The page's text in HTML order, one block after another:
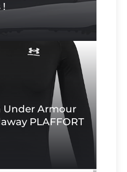
Under Armour
PLAFFORT